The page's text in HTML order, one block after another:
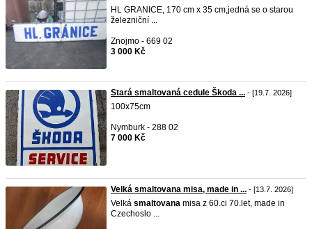
HL GRANICE, 170 cm x 35 cm,jedná se o starou
železniční ...
Znojmo - 669 02
3 000 Kč
Stará smaltovaná cedule Škoda ... - [19.7. 2026]
100x75cm
Nymburk - 288 02
7 000 Kč
Velká smaltovana misa, made in ... - [13.7. 2026]
Velká smaltovana misa z 60.ci 70.let, made in
Czechoslo ...